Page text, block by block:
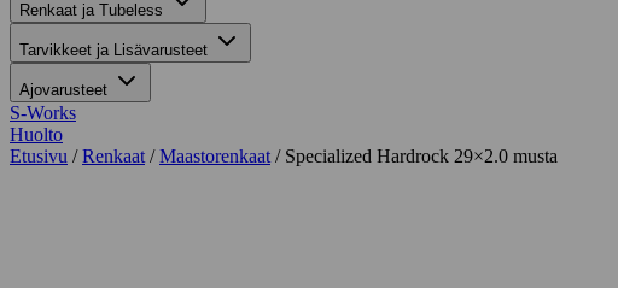
Renkaat ja Tubeless
Tarvikkeet ja Lisävarusteet
Ajovarusteet
S-Works
Huolto
Etusivu /Renkaat /Maastorenkaat / Specialized Hardrock 29×2.0 musta